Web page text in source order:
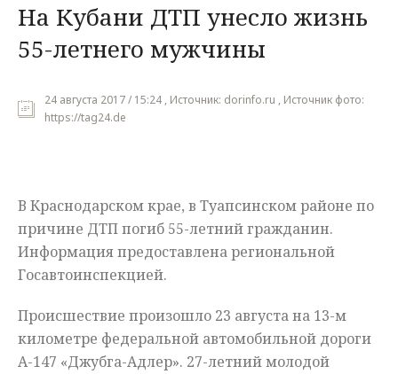
Наука
Культура
Общество
Происшествия
На Кубани ДТП унесло жизнь
55-летнего мужчины
24 августа 2017 / 15:24 , Источник: dorinfo.ru , Источник фото:
https://tag24.de
В Краснодарском крае, в Туапсинском районе по
причине ДТП погиб 55-летний гражданин.
Информация предоставлена региональной
Госавтоинспекцией.
Происшествие произошло 23 августа на 13-м
километре федеральной автомобильной дороги
А-147 «Джубга-Адлер». 27-летний молодой